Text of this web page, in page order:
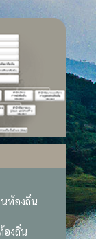
ท้องถิ่น
องถิ่น